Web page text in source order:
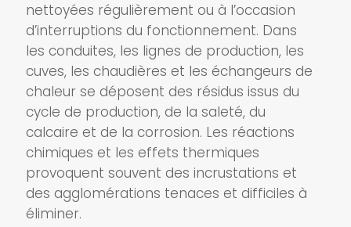
nettoyées régulièrement ou à l’occasion
d’interruptions du fonctionnement. Dans
les conduites, les lignes de production, les
cuves, les chaudières et les échangeurs de
chaleur se déposent des résidus issus du
cycle de production, de la saleté, du
calcaire et de la corrosion. Les réactions
chimiques et les effets thermiques
provoquent souvent des incrustations et
des agglomérations tenaces et difficiles à
éliminer.